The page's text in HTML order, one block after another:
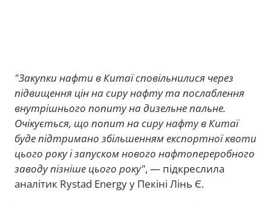
"Закупки нафти в Китаї сповільнилися через
підвищення цін на сиру нафту та послаблення
внутрішнього попиту на дизельне пальне.
Очікується, що попит на сиру нафту в Китаї
буде підтримано збільшенням експортної квоти
цього року і запуском нового нафтопереробного
заводу пізніше цього року", — підкреслила
аналітик Rystad Energy у Пекіні Лінь Є.